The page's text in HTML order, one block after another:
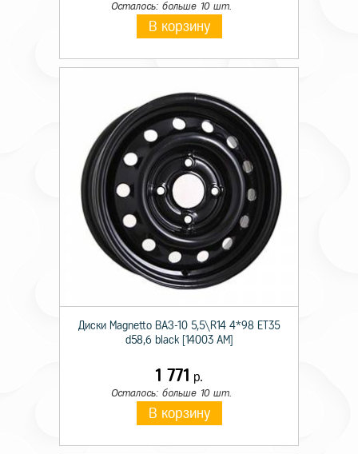
Осталось: больше 10 шт.
В корзину
Диски Magnetto ВАЗ-10 5,5\R14 4*98 ET35
d58,6 black [14003 AM]
1 771 р.
Осталось: больше 10 шт.
В корзину